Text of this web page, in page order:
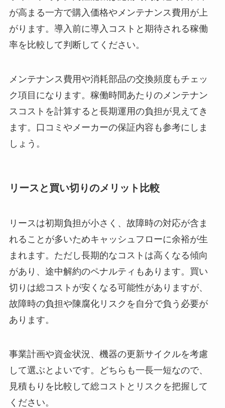
が高まる一方で購入価格やメンテナンス費用が上
がります。導入前に導入コストと期待される稼働
率を比較して判断してください。
メンテナンス費用や消耗部品の交換頻度もチェッ
ク項目になります。稼働時間あたりのメンテナン
スコストを計算すると長期運用の負担が見えてき
ます。口コミやメーカーの保証内容も参考にしま
しょう。
リースと買い切りのメリット比較
リースは初期負担が小さく、故障時の対応が含ま
れることが多いためキャッシュフローに余裕が生
まれます。ただし長期的なコストは高くなる傾向
があり、途中解約のペナルティもあります。買い
切りは総コストが安くなる可能性がありますが、
故障時の負担や陳腐化リスクを自分で負う必要が
あります。
事業計画や資金状況、機器の更新サイクルを考慮
して選ぶとよいです。どちらも一長一短なので、
見積もりを比較して総コストとリスクを把握して
ください。